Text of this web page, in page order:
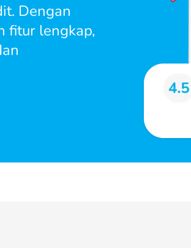
Dengan
fitur lengkap,